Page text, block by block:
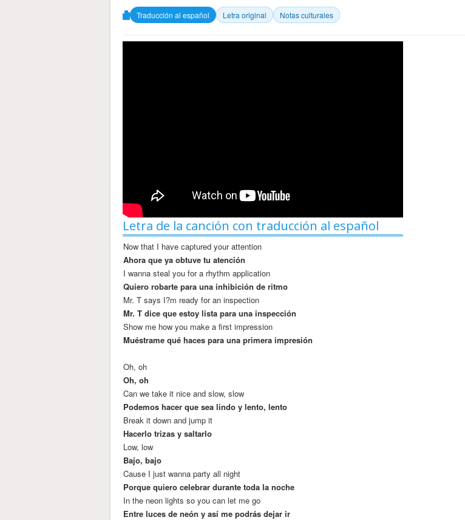
Traducción al español Letra original Notas culturales
Letra de la canción con traducción al español
Now that I have captured your attention
Ahora que ya obtuve tu atención
I wanna steal you for a rhythm application
Quiero robarte para una inhibición de ritmo
Mr. T says I?m ready for an inspection
Mr. T dice que estoy lista para una inspección
Show me how you make a first impression
Muéstrame qué haces para una primera impresión
Oh, oh
Oh, oh
Can we take it nice and slow, slow
Podemos hacer que sea lindo y lento, lento
Break it down and jump it
Hacerlo trizas y saltarlo
Low, low
Bajo, bajo
Cause I just wanna party all night
Porque quiero celebrar durante toda la noche
In the neon lights so you can let me go
Entre luces de neón y así me podrás dejar ir